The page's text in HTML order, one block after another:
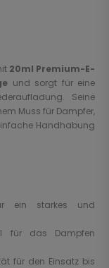
20ml Premium-E-
und sorgt für eine
Seine
Muss für Dampfer,
Handhabung
ein starkes und
für das Dampfen
für den Einsatz bis